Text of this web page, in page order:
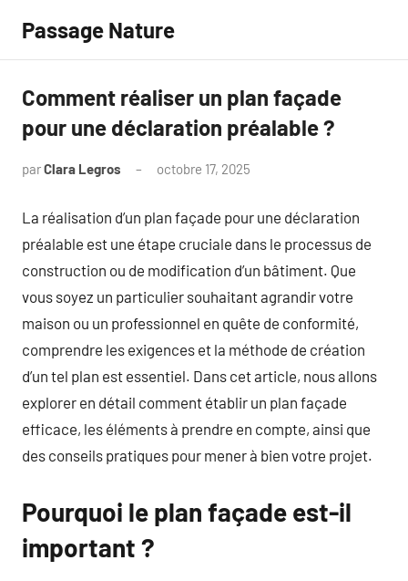
contenu
Passage Nature
Comment réaliser un plan façade
pour une déclaration préalable ?
parClara Legros octobre 17, 2025
La réalisation d’un plan façade pour une déclaration
préalable est une étape cruciale dans le processus de
construction ou de modification d’un bâtiment. Que
vous soyez un particulier souhaitant agrandir votre
maison ou un professionnel en quête de conformité,
comprendre les exigences et la méthode de création
d’un tel plan est essentiel. Dans cet article, nous allons
explorer en détail comment établir un plan façade
efficace, les éléments à prendre en compte, ainsi que
des conseils pratiques pour mener à bien votre projet.
Pourquoi le plan façade est-il
important ?